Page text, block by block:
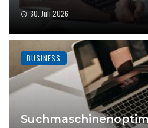
30. Juli 2026
BUSINESS